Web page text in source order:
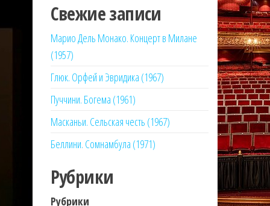
Свежие записи
Марио Дель Монако. Концерт в Милане
(1957)
Глюк. Орфей и Эвридика (1967)
Пуччини. Богема (1961)
Масканьи. Сельская честь (1967)
Беллини. Сомнамбула (1971)
Рубрики
Рубрики